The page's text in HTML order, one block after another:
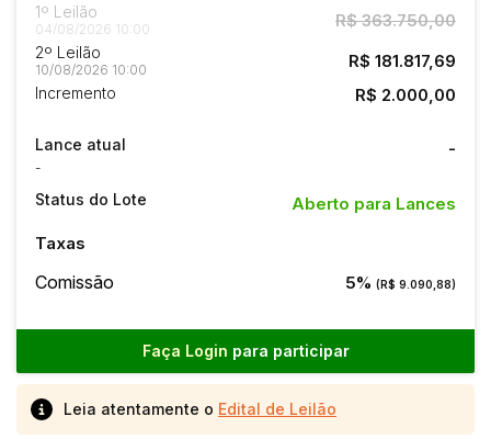
1º Leilão
04/08/2026 10:00 R$ 363.750,00
2º Leilão
10/08/2026 10:00 R$ 181.817,69
Incremento R$ 2.000,00
Lance atual
-
-
Status do Lote
Aberto para Lances
Taxas
Comissão 5% (R$ 9.090,88)
Faça Login para participar
Leia atentamente o Edital de Leilão